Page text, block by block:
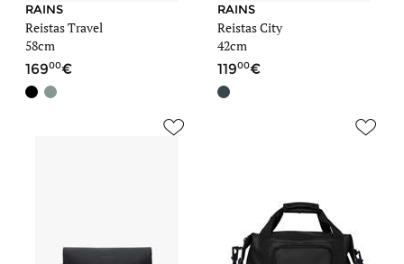
RAINS
Reistas Travel
58cm
16900
RAINS
Reistas City
42cm
11900